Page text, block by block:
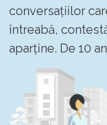
conversațiilor
întreabă,
aparține. De 10